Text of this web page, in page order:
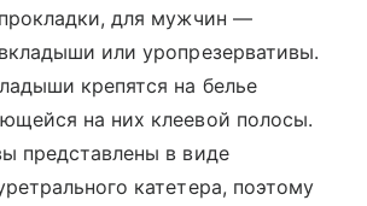
для мужчин —
или уропрезервативы.
крепятся на белье
на них клеевой полосы.
представлены в виде
катетера, поэтому